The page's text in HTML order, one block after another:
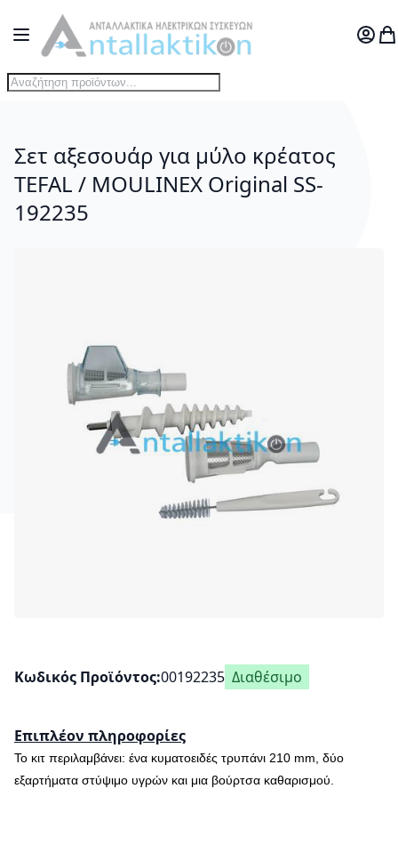
Μετάβαση στο περιεχόμενο
Toggle Nav
Ο
Σετ αξεσουάρ για μύλο κρέατος
TEFAL / MOULINEX Original SS-
192235
Κωδικός Προϊόντος 00192235 Διαθέσιμο
Επιπλέον πληροφορίες
Το κιτ περιλαμβάνει: ένα κυματοειδές τρυπάνι 210 mm, δύο
εξαρτήματα στύψιμο υγρών και μια βούρτσα καθαρισμού.